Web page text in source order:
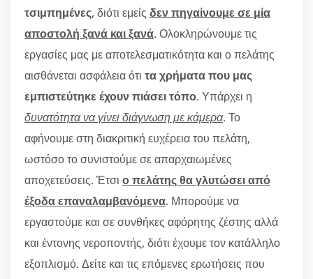
τσιμπημένες, διότι εμείς δεν πηγαίνουμε σε μία
αποστολή ξανά και ξανά. Ολοκληρώνουμε τις
εργασίες μας με αποτελεσματικότητα και ο πελάτης
αισθάνεται ασφάλεια ότι τα χρήματα που μας
εμπιστεύτηκε έχουν πιάσει τόπο. Υπάρχει η
δυνατότητα να γίνει διάγνωση με κάμερα. Το
αφήνουμε στη διακριτική ευχέρεια του πελάτη,
ωστόσο το συνιστούμε σε απαρχαιωμένες
αποχετεύσεις. Έτσι ο πελάτης θα γλυτώσει από
έξοδα επαναλαμβανόμενα. Μπορούμε να
εργαστούμε και σε συνθήκες αφόρητης ζέστης αλλά
και έντονης νεροποντής, διότι έχουμε τον κατάλληλο
εξοπλισμό. Δείτε και τις επόμενες ερωτήσεις που